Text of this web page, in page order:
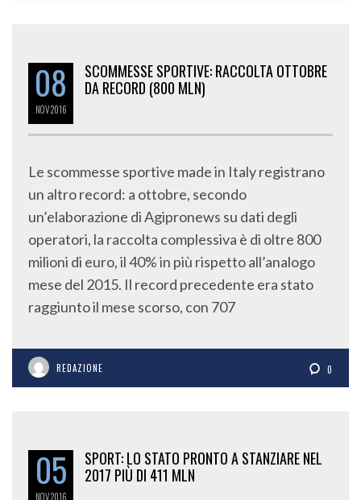
08
NOV 2016
DA RECORD (800 MLN)
un altro record: a ottobre, secondo
un’elaborazione di Agipronews su dati degli
operatori, la raccolta complessiva è di oltre 800
milioni di euro, il 40% in più rispetto all’analogo
mese del 2015. Il record precedente era stato
raggiunto il mese scorso, con 707
05
NOV 2016
2017 PIÙ DI 411 MLN